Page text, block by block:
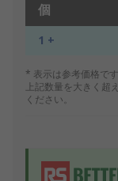
個
1 +
* 表示は参考価格で
上記数量を大きく超
ください。